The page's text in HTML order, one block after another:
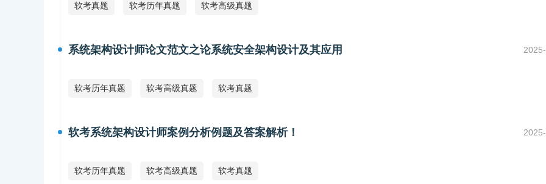
软考真题 软考历年真题 软考高级真题
系统架构设计师论文范文之论系统安全架构设计及其应用
软考历年真题 软考高级真题 软考真题
软考系统架构设计师案例分析例题及答案解析！
软考历年真题 软考高级真题 软考真题